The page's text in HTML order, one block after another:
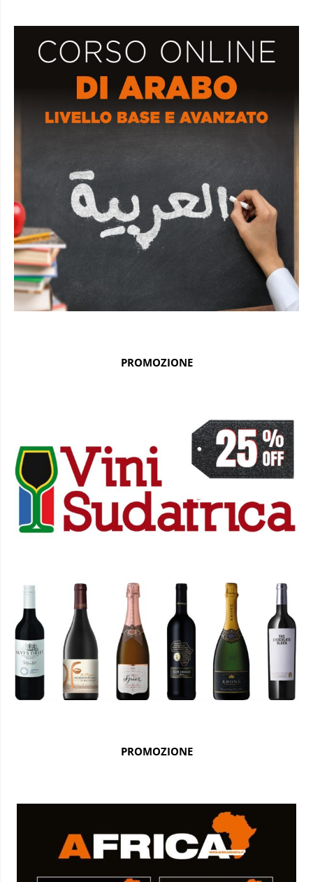
PROMOZIONE
PROMOZIONE